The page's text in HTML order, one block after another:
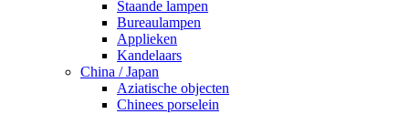
Staande lampen
Bureaulampen
Applieken
Kandelaars
China / Japan
Aziatische objecten
Chinees porselein